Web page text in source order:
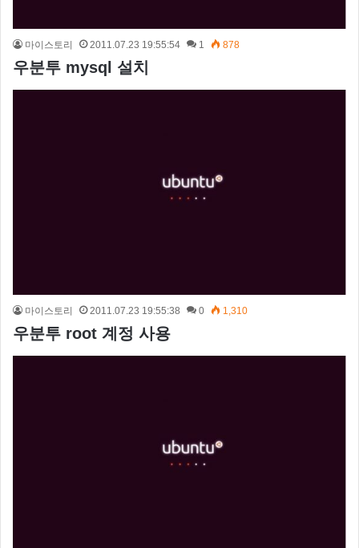
마이스토리 2011.07.23 19:55:54 1 878
우분투 mysql 설치
마이스토리 2011.07.23 19:55:38 0 1,310
우분투 root 계정 사용